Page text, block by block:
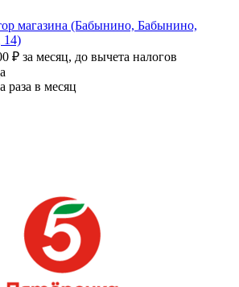
магазина (Бабынино, Бабынино,
14)
₽ за месяц, до вычета налогов
в месяц